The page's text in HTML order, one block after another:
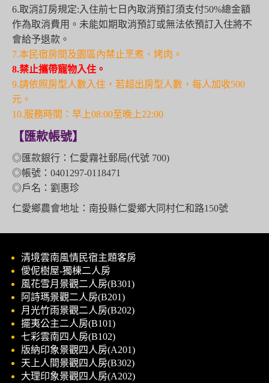
6.取消訂房規定:入住前七日內取消預訂須支付50%總金額
作為取消費用。未能如期取消預訂或無法依預訂入住將不
會給予退款。
7.本民宿房間及園區內禁止烹煮、烤肉。
8.禁止攜帶寵物入住。
9.請依照房型人數入住，若超出房型人數，每人加收500
元。
10.服務時間：早上08:00至晚上22:00
【匯款帳號】
◎匯款銀行：仁愛霧社郵局(代號 700)
◎帳號：0401297-0118471
◎戶名：劉惠珍
仁愛鄉農會地址：南投縣仁愛鄉大同村仁和路150號
清境雲南風情民宿主題客房
僾伲樹屋-獨棟二人房
風花雪月景觀二人房(B301)
阿詩瑪景觀二人房(B201)
月光竹雨景觀二人房(B202)
擺夷公主二人房(B101)
七彩雲南四人房(B102)
版納印象景觀四人房(A201)
天上人間景觀四人房(B302)
大理印象景觀四人房(A202)